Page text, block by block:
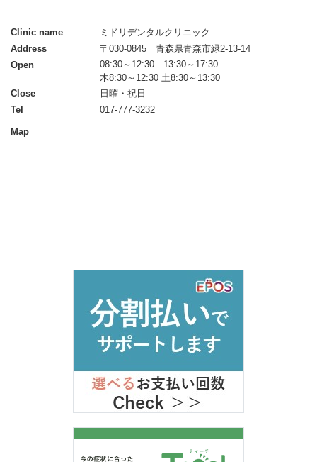
Clinic name
ミドリデンタルクリニック
Address
〒030-0845 青森県青森市緑2-13-14
Open
08:30～12:30 13:30～17:30
木8:30～12:30 土8:30～13:30
Close
日曜・祝日
Tel
017-777-3232
Map